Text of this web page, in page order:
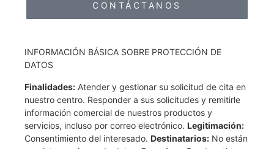
CONTÁCTANOS
INFORMACIÓN BÁSICA SOBRE PROTECCIÓN DE
DATOS
Finalidades: Atender y gestionar su solicitud de cita en
nuestro centro. Responder a sus solicitudes y remitirle
información comercial de nuestros productos y
servicios, incluso por correo electrónico. Legitimación:
Consentimiento del interesado. Destinatarios: No están